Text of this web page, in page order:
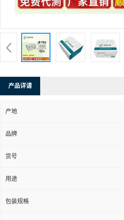
产品详请
产地
品牌
货号
用途
包装规格